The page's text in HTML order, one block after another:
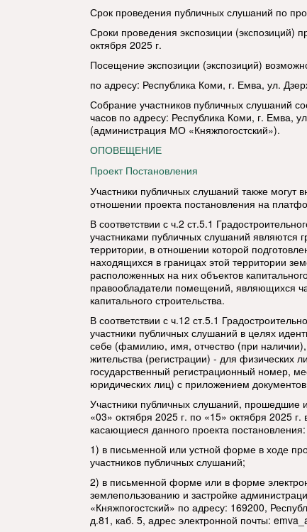
Срок проведения публичных слушаний по
Сроки проведения экспозиции (экспозиций)
октября 2025 г.
Посещение экспозиции (экспозиций)
по адресу: Республика Коми, г. Емва, ул.
Собрание участников публичных слушаний
часов по адресу: Республика Коми, г. Емва,
(администрация МО «Княжпогостский»).
ОПОВЕЩЕНИЕ
Проект Постановления
Участники публичных слушаний также могут
отношении проекта постановления на
В соответствии с ч.2 ст.5.1
участниками публичных слушаний
территории, в отношении которой
находящихся в границах этой территории
расположенных на них объектов
правообладатели помещений, являющихся
капитального строительства.
В соответствии с ч.12 ст.5.1
участники публичных слушаний в целях
себе (фамилию, имя, отчество (при
жительства (регистрации) - для физических
государственный регистрационный номер,
юридических лиц) с приложением
Участники публичных слушаний, прошедшие
«03» октября 2025 г. по «15» октября 2025
касающиеся данного проекта постановления:
1) в письменной или устной форме в ходе
участников публичных слушаний;
2) в письменной форме или в форме
землепользованию и застройке
«Княжпогостский» по адресу: 169200,
д.81, каб. 5, адрес электронной почты: